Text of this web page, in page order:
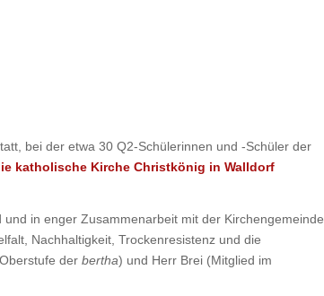
bei der etwa 30 Q2-Schülerinnen und -Schüler der
katholische Kirche Christkönig in Walldorf
in enger Zusammenarbeit mit der Kirchengemeinde
Nachhaltigkeit, Trockenresistenz und die
der bertha) und Herr Brei (Mitglied im